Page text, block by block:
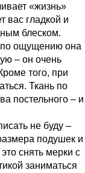
«жизнь»
вас гладкой и
блеском.
по ощущению она
– он очень
того, при
Ткань по
постельного – и
не буду –
подушек и
снять мерки с
заниматься